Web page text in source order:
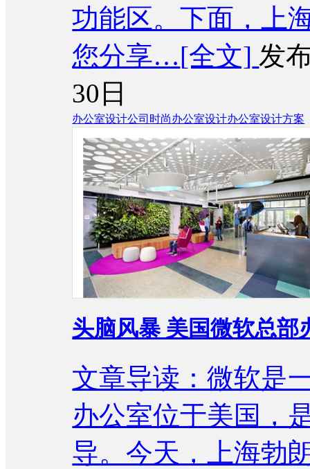
功能区。下面，上
您分享…[全文] 发
30日
办公室设计公司 时尚办公室设计办公室设计方案
头脑风暴 美国微软总部
文章导读：微软是
办公室位于美国，
导。今天，上海勃